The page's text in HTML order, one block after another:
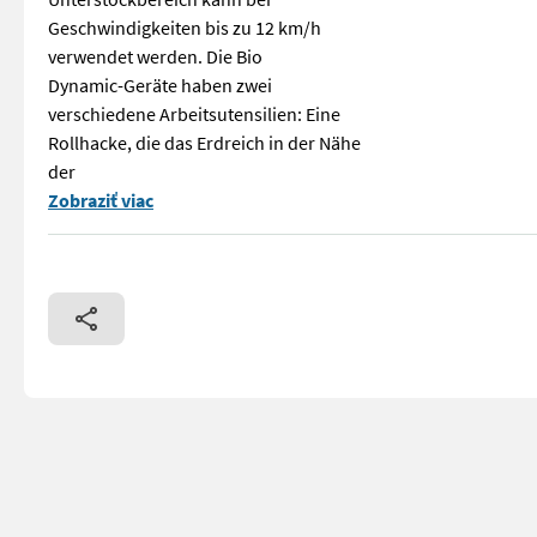
Geschwindigkeiten bis zu 12 km/h
verwendet werden. Die Bio
Dynamic-Geräte haben zwei
verschiedene Arbeitsutensilien: Eine
Rollhacke, die das Erdreich in der Nähe
der
Ausstellungsgerät - RINIERI Bio-Dynamic für FRONT- oder
Zobraziť viac